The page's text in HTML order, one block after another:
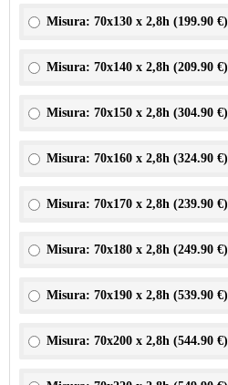
Misura: 70x130 x 2,8h (199.90 €)
Misura: 70x140 x 2,8h (209.90 €)
Misura: 70x150 x 2,8h (304.90 €)
Misura: 70x160 x 2,8h (324.90 €)
Misura: 70x170 x 2,8h (239.90 €)
Misura: 70x180 x 2,8h (249.90 €)
Misura: 70x190 x 2,8h (539.90 €)
Misura: 70x200 x 2,8h (544.90 €)